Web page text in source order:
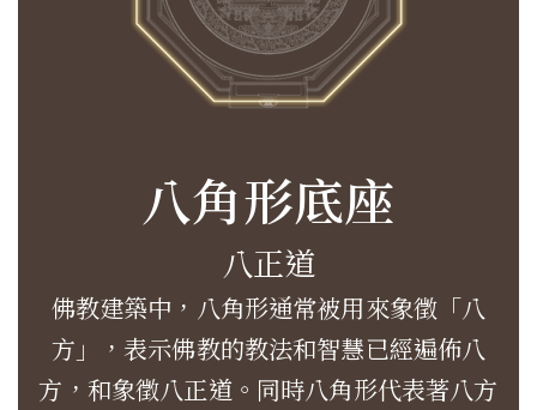
八角形底座
八正道
佛教建築中，八角形通常被用來象徵「八
方」，表示佛教的教法和智慧已經遍佈八
方，和象徵八正道。同時八角形代表著八方